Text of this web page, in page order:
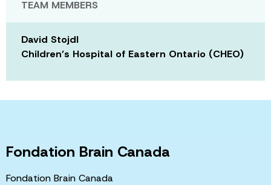
TEAM MEMBERS
David Stojdl
Children’s Hospital of Eastern Ontario (CHEO)
Fondation Brain Canada
Fondation Brain Canada